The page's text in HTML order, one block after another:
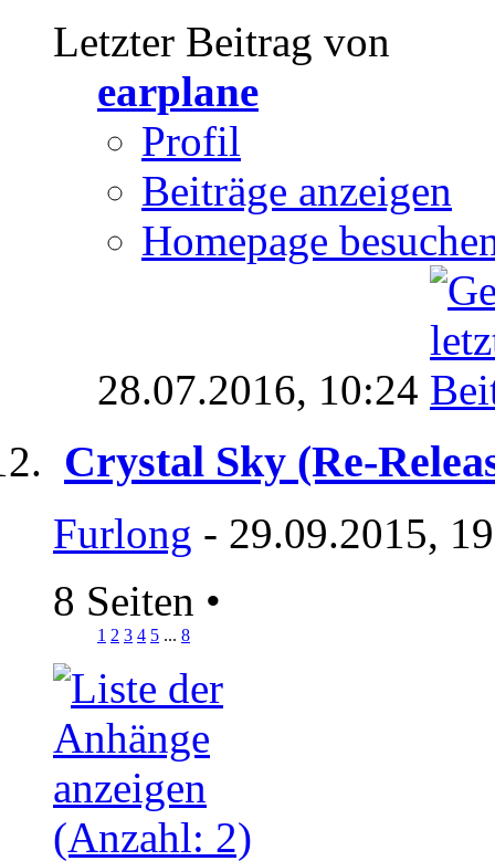
Letzter Beitrag von
earplane
Profil
Beiträge anzeigen
Homepage
28.07.2016, 10:24
Crystal Sky (Re-
Furlong - 29.09.2015,
8 Seiten •
1 2 3 4 5 ... 8